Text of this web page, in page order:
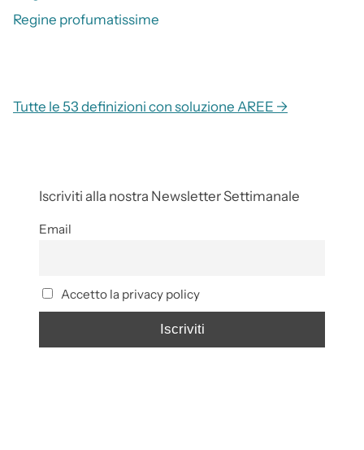
Regine profumatissime
Tutte le 53 definizioni con soluzione AREE →
Iscriviti alla nostra Newsletter Settimanale
Email
Accetto la privacy policy